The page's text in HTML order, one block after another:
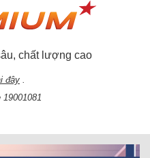
chất lượng cao
đây .